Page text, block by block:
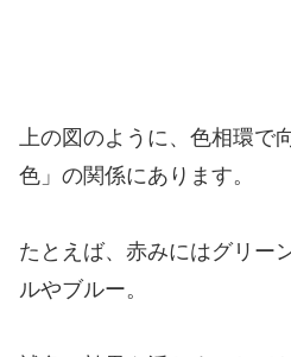
上の図のように、色相環で
色」の関係にあります。
たとえば、赤みにはグリー
ルやブルー。